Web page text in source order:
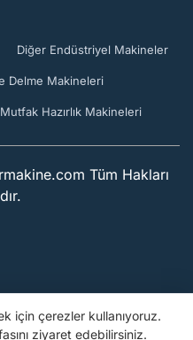
Diğer Endüstriyel Makineler
Delme Makineleri
Mutfak Hazırlık Makineleri
Tüm Hakları
için çerezler kullanıyoruz.
ziyaret edebilirsiniz.